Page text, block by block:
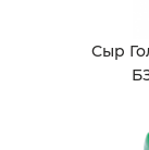
Сыр